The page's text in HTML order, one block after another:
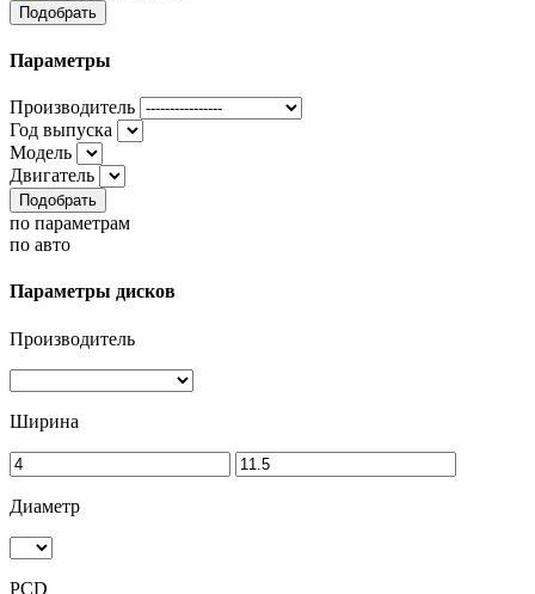
Подобрать
Параметры
Производитель
Год выпуска
Модель
Двигатель
Подобрать
по параметрам
по авто
Параметры дисков
Производитель
Ширина
Диаметр
PCD